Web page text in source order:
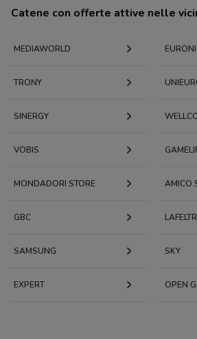
Catene con offerte attive nelle
MEDIAWORLD
TRONY
SINERGY
VOBIS
MONDADORI STORE AMICO
GBC
SAMSUNG SKY
EXPERT OPEN